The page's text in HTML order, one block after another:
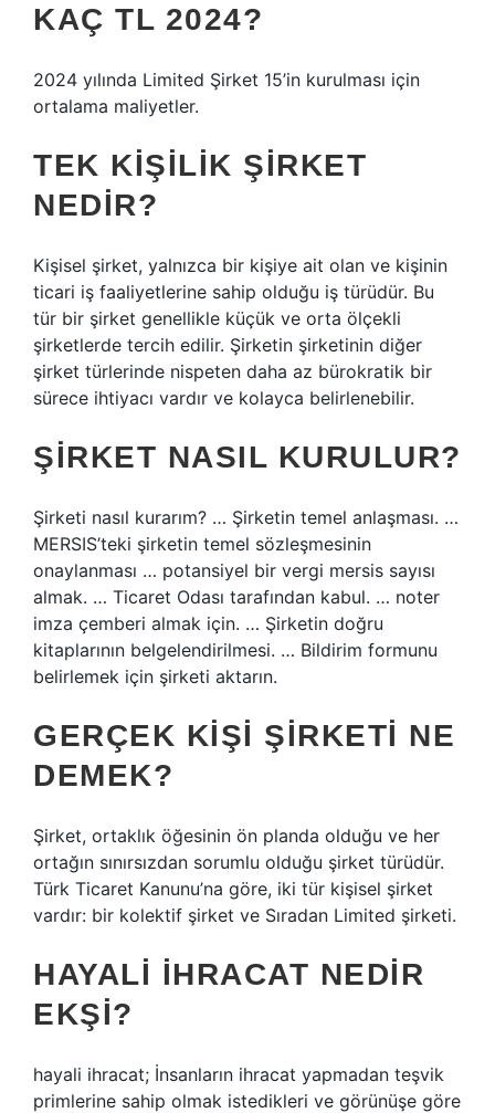
KAÇ TL 2024?
2024 yılında Limited Şirket 15’in kurulması için
ortalama maliyetler.
TEK KIŞILIK ŞIRKET
NEDIR?
Kişisel şirket, yalnızca bir kişiye ait olan ve kişinin
ticari iş faaliyetlerine sahip olduğu iş türüdür. Bu
tür bir şirket genellikle küçük ve orta ölçekli
şirketlerde tercih edilir. Şirketin şirketinin diğer
şirket türlerinde nispeten daha az bürokratik bir
sürece ihtiyacı vardır ve kolayca belirlenebilir.
ŞIRKET NASIL KURULUR?
Şirketi nasıl kurarım? … Şirketin temel anlaşması. …
MERSIS’teki şirketin temel sözleşmesinin
onaylanması … potansiyel bir vergi mersis sayısı
almak. … Ticaret Odası tarafından kabul. … noter
imza çemberi almak için. … Şirketin doğru
kitaplarının belgelendirilmesi. … Bildirim formunu
belirlemek için şirketi aktarın.
GERÇEK KIŞI ŞIRKETI NE
DEMEK?
Şirket, ortaklık öğesinin ön planda olduğu ve her
ortağın sınırsızdan sorumlu olduğu şirket türüdür.
Türk Ticaret Kanunu’na göre, iki tür kişisel şirket
vardır: bir kolektif şirket ve Sıradan Limited şirketi.
HAYALI IHRACAT NEDIR
EKŞI?
hayali ihracat; İnsanların ihracat yapmadan teşvik
primlerine sahip olmak istedikleri ve görünüşe göre